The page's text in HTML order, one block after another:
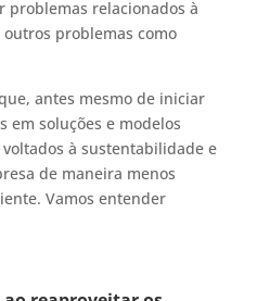
problemas relacionados à
outros problemas como
antes mesmo de iniciar
em soluções e modelos
à sustentabilidade e
de maneira menos
Vamos entender